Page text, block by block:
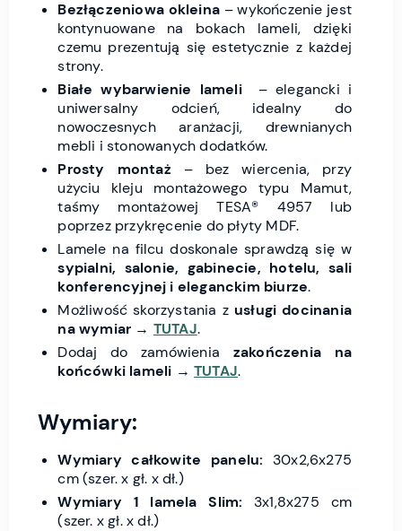
Bezłączeniowa okleina – wykończenie jest
kontynuowane na bokach lameli, dzięki
czemu prezentują się estetycznie z każdej
strony.
Białe wybarwienie lameli
– elegancki i
uniwersalny odcień, idealny do
nowoczesnych aranżacji, drewnianych
mebli i stonowanych dodatków.
Prosty montaż – bez wiercenia, przy
użyciu kleju montażowego typu Mamut,
taśmy montażowej TESA® 4957 lub
poprzez przykręcenie do płyty MDF.
Lamele na filcu doskonale sprawdzą się w
sypialni, salonie, gabinecie, hotelu, sali
konferencyjnej i eleganckim biurze.
Możliwość skorzystania z usługi docinania
na wymiar → TUTAJ.
Dodaj do zamówienia zakończenia na
końcówki lameli → TUTAJ.
Wymiary:
Wymiary całkowite panelu: 30x2,6x275
cm (szer. x gł. x dł.)
Wymiary 1 lamela Slim: 3x1,8x275 cm
(szer. x gł. x dł.)